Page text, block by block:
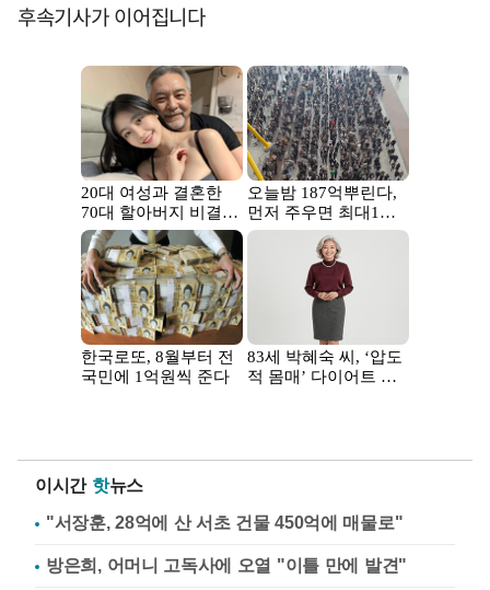
후속기사가 이어집니다
이시간 핫뉴스
"서장훈, 28억에 산 서초 건물 450억에 매물로"
방은희, 어머니 고독사에 오열 "이틀 만에 발견"